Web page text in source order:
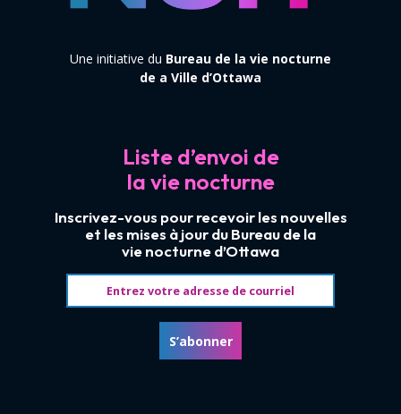
Une initiative du Bureau de la vie nocturne
de a Ville d’Ottawa
Liste d’envoi de
la vie nocturne
Inscrivez-vous pour recevoir les nouvelles
et les mises à jour du Bureau de la
vie nocturne d’Ottawa
S’abonner